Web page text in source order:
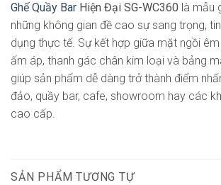
Ghế Quầy Bar Hiện Đại SG-WC360 là mẫu
những không gian đề cao sự sang trọng,
dụng thực tế. Sự kết hợp giữa mặt ngồi
ấm áp, thanh gác chân kim loại và bảng
giúp sản phẩm dễ dàng trở thành điểm
đảo, quầy bar, cafe, showroom hay các
cao cấp.
SẢN PHẨM TƯƠNG TỰ